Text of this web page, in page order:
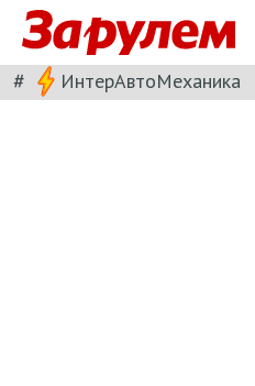
# ИнтерАвтоМеханика